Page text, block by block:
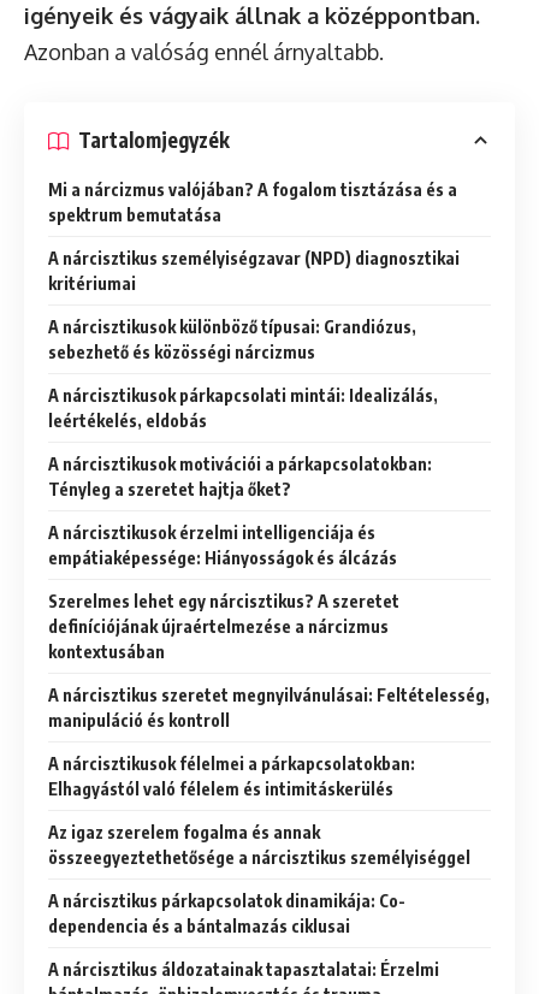
igényeik és vágyaik állnak a középpontban.
Azonban a valóság ennél árnyaltabb.
Tartalomjegyzék
Mi a nárcizmus valójában? A fogalom tisztázása és a
spektrum bemutatása
A nárcisztikus személyiségzavar (NPD) diagnosztikai
kritériumai
A nárcisztikusok különböző típusai: Grandiózus,
sebezhető és közösségi nárcizmus
A nárcisztikusok párkapcsolati mintái: Idealizálás,
leértékelés, eldobás
A nárcisztikusok motivációi a párkapcsolatokban:
Tényleg a szeretet hajtja őket?
A nárcisztikusok érzelmi intelligenciája és
empátiaképessége: Hiányosságok és álcázás
Szerelmes lehet egy nárcisztikus? A szeretet
definíciójának újraértelmezése a nárcizmus
kontextusában
A nárcisztikus szeretet megnyilvánulásai: Feltételesség,
manipuláció és kontroll
A nárcisztikusok félelmei a párkapcsolatokban:
Elhagyástól való félelem és intimitáskerülés
Az igaz szerelem fogalma és annak
összeegyeztethetősége a nárcisztikus személyiséggel
A nárcisztikus párkapcsolatok dinamikája: Co-
dependencia és a bántalmazás ciklusai
A nárcisztikus áldozatainak tapasztalatai: Érzelmi